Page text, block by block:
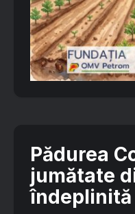
Pădurea
jumătate
îndeplinită